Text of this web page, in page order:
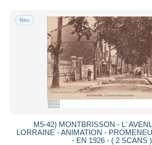
Neu
M5-42) MONTBRISSON - L'
LORRAINE - ANIMATION -
- EN 1926 - ( 2 SCANS )